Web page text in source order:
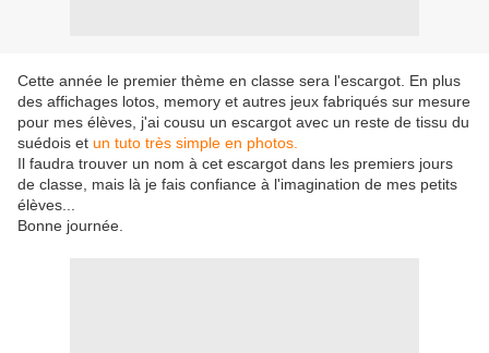
Cette année le premier thème en classe sera l'escargot. En plus
des affichages lotos, memory et autres jeux fabriqués sur mesure
pour mes élèves, j'ai cousu un escargot avec un reste de tissu du
suédois et un tuto très simple en photos.
Il faudra trouver un nom à cet escargot dans les premiers jours
de classe, mais là je fais confiance à l'imagination de mes petits
élèves...
Bonne journée.